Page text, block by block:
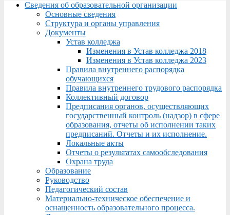
Menu
Сведения об образовательной организации
Основные сведения
Структура и органы управления
Документы
Устав колледжа
Изменения в Устав колледжа 2018
Изменения в Устав колледжа 2023
Правила внутреннего распорядка
обучающихся
Правила внутреннего трудового распорядка
Коллективный договор
Предписания органов, осуществляющих
государственный контроль (надзор) в сфере
образования, отчеты об исполнении таких
предписаний. Отчеты и их исполнение.
Локальные акты
Отчеты о результатах самообследования
Охрана труда
Образование
Руководство
Педагогический состав
Материально-техническое обеспечение и
оснащенность образовательного процесса.